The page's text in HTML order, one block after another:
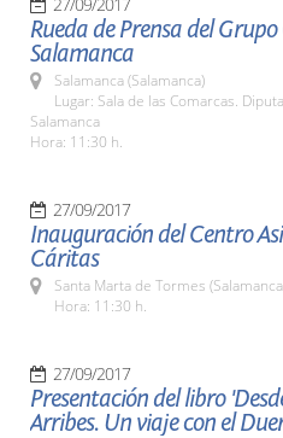
Rueda de Prensa del
Salamanca
Salamanca (Salamanca)
Lugar: Sala de las Comarcas.
Salamanca
Hora: 11:30 h.
27/09/2017
Inauguración del Centro
Cáritas
Santa Marta de Tormes
Hora: 11:30 h.
27/09/2017
Presentación del libro
Arribes. Un viaje con el